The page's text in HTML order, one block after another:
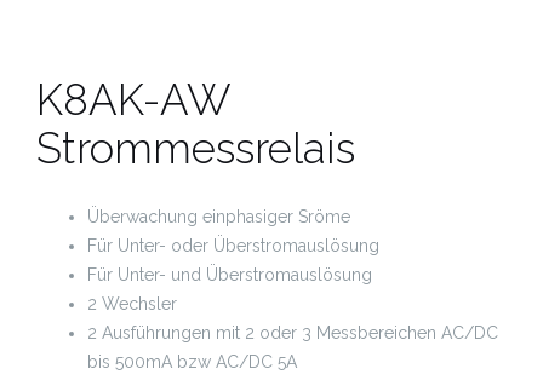
K8AK-AW
Strommessrelais
Überwachung einphasiger Sröme
Für Unter- oder Überstromauslösung
Für Unter- und Überstromauslösung
2 Wechsler
2 Ausführungen mit 2 oder 3 Messbereichen AC/DC
bis 500mA bzw AC/DC 5A